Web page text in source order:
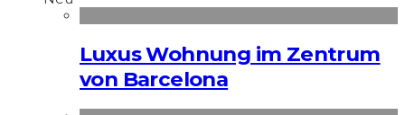
Luxus Wohnung im Zentrum
von Barcelona